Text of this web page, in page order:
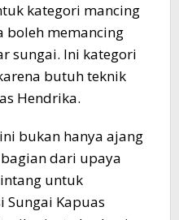
kategori mancing
boleh memancing
sungai. Ini kategori
butuh teknik
Hendrika.
bukan hanya ajang
dari upaya
untuk
Sungai Kapuas